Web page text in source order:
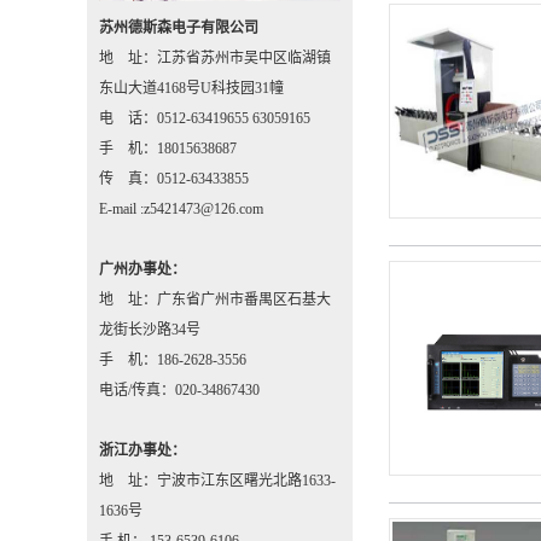
苏州德斯森电子有限公司
地 址：江苏省苏州市吴中区临湖镇
东山大道4168号U科技园31幢
电 话：0512-63419655 63059165
手 机：18015638687
传 真：0512-63433855
E-mail :z5421473@126.com
广州办事处：
地 址：广东省广州市番禺区石基大
龙街长沙路34号
手 机：186-2628-3556
电话/传真：020-34867430
浙江办事处：
地 址：宁波市江东区曙光北路1633-
1636号